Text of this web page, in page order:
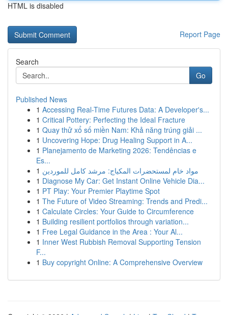
HTML is disabled
Report Page
Search
Go
Published News
1 Accessing Real-Time Futures Data: A Developer's...
1 Critical Pottery: Perfecting the Ideal Fracture
1 Quay thử xổ số miền Nam: Khả năng trúng giải ...
1 Uncovering Hope: Drug Healing Support in A...
1 Planejamento de Marketing 2026: Tendências e
Es...
1 مواد خام لمستحضرات المكياج: مرشد كامل للموردين
1 Diagnose My Car: Get Instant Online Vehicle Dia...
1 PT Play: Your Premier Playtime Spot
1 The Future of Video Streaming: Trends and Predi...
1 Calculate Circles: Your Guide to Circumference
1 Building resilient portfolios through variation...
1 Free Legal Guidance in the Area : Your Al...
1 Inner West Rubbish Removal Supporting Tension
F...
1 Buy copyright Online: A Comprehensive Overview